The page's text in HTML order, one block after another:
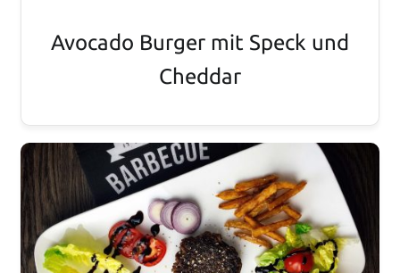
Avocado Burger mit Speck und
Cheddar